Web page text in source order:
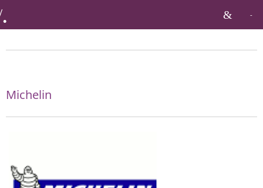
Michelin